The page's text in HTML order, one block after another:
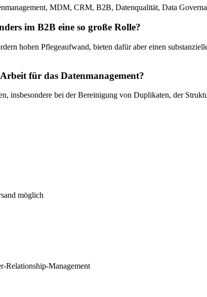
MDM, CRM, B2B, Datenqualität, Data
im B2B eine so große Rolle?
hohen Pflegeaufwand, bieten dafür aber einen
für das Datenmanagement?
insbesondere bei der Bereinigung von Duplikaten, der
möglich
Relationship-Management